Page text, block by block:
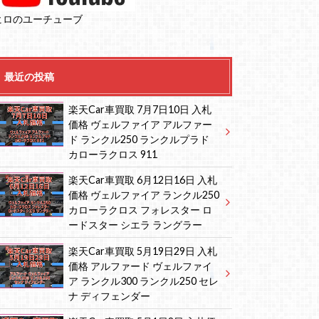
ロのユーチューブ
最近の投稿
楽天Car車買取 7月7日10日 入札
価格 ヴェルファイア アルファー
ド ランクル250 ランクルプラド
カローラクロス 911
楽天Car車買取 6月12日16日 入札
価格 ヴェルファイア ランクル250
カローラクロス フォレスター ロ
ードスター シエラ ラングラー
楽天Car車買取 5月19日29日 入札
価格 アルファード ヴェルファイ
ア ランクル300 ランクル250 セレ
ナ ディフェンダー